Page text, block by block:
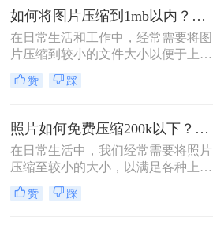
将详细介绍几种实现这一目标的方
法。
如何将图片压缩到1mb以内？教你三种压缩方法！
在日常生活和工作中，经常需要将图
片压缩到较小的文件大小以便于上
传、分享或存储。那么如何将图片压
缩到1mb以内呢？本文将详细介绍几
赞 踩
照片如何免费压缩200k以下？快来学习这3种压缩方法！
在日常生活中，我们经常需要将照片
压缩至较小的大小，以满足各种上
传、分享或存储的需求。那么照片如
何免费压缩200k以下呢？本文将介绍
赞 踩